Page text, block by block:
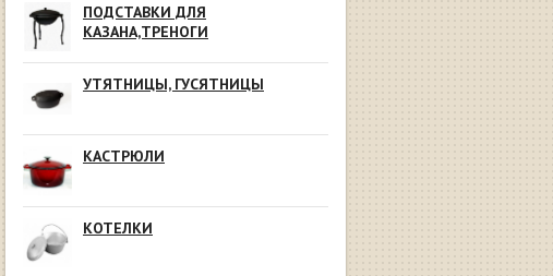
ПОДСТАВКИ ДЛЯ
КАЗАНА,ТРЕНОГИ
УТЯТНИЦЫ, ГУСЯТНИЦЫ
КАСТРЮЛИ
КОТЕЛКИ